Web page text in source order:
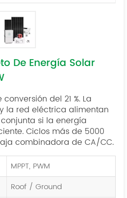
De Energía Solar
del 21 %. La
la red eléctrica alimentan
si la energía
Ciclos más de 5000
combinadora de CA/CC.
MPPT, PWM
Roof / Ground